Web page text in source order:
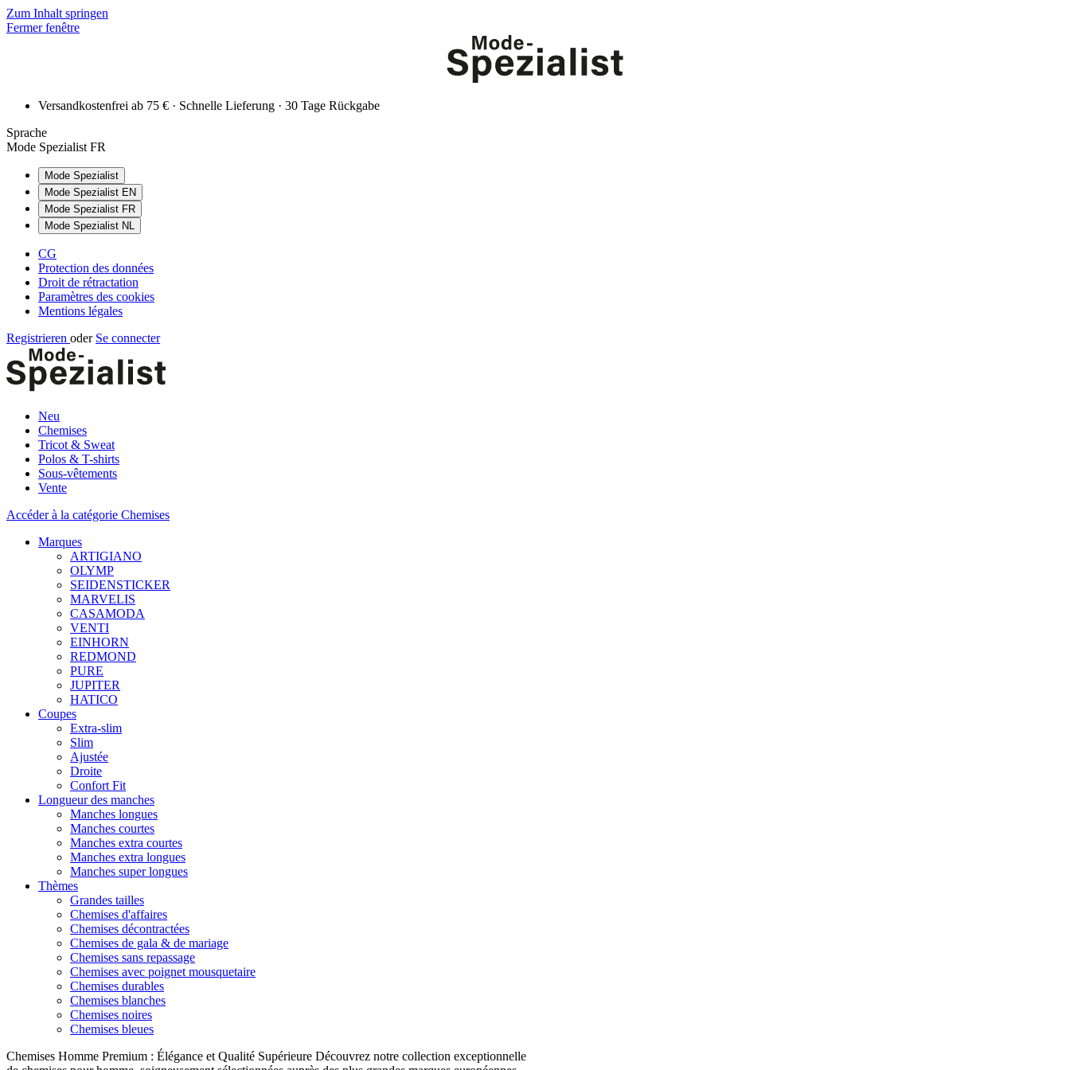
Zum Inhalt springen
Fermer fenêtre
Versandkostenfrei ab 75 € · Schnelle Lieferung · 30 Tage Rückgabe
Sprache
Mode Spezialist FR
Mode Spezialist
Mode Spezialist EN
Mode Spezialist FR
Mode Spezialist NL
CG
Protection des données
Droit de rétractation
Paramètres des cookies
Mentions légales
Registrieren oder Se connecter
Neu
Chemises
Tricot & Sweat
Polos & T-shirts
Sous-vêtements
Vente
Accéder à la catégorie Chemises
Marques
ARTIGIANO
OLYMP
SEIDENSTICKER
MARVELIS
CASAMODA
VENTI
EINHORN
REDMOND
PURE
JUPITER
HATICO
Coupes
Extra-slim
Slim
Ajustée
Droite
Confort Fit
Longueur des manches
Manches longues
Manches courtes
Manches extra courtes
Manches extra longues
Manches super longues
Thèmes
Grandes tailles
Chemises d'affaires
Chemises décontractées
Chemises de gala & de mariage
Chemises sans repassage
Chemises avec poignet mousquetaire
Chemises durables
Chemises blanches
Chemises noires
Chemises bleues
Chemises Homme Premium : Élégance et Qualité Supérieure Découvrez notre collection exceptionnelle